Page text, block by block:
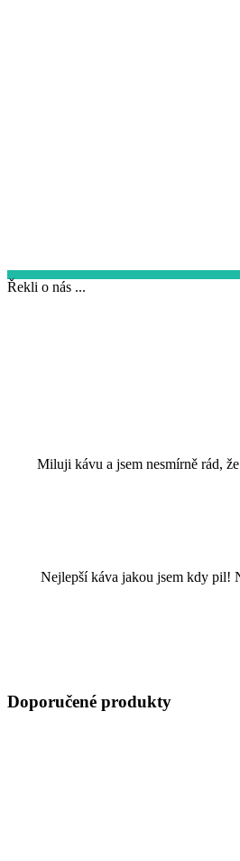
Řekli o nás ...
Miluji kávu a jsem nesmírně rád,
Nejlepší káva jakou jsem kdy pil!
Doporučené produkty